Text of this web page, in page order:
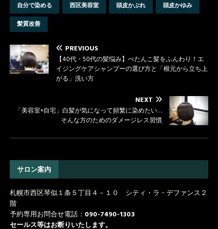
自分で染める
西区美容室 頭皮かぶれ
頭皮かゆみ
髪質改善
PREVIOUS
【40代・50代の髪悩み】ぺたんこ髪をふんわり！エ
イジングケアシャンプーの選び方と「根元から立ち上
がる」洗い方
NEXT
「美容室×自宅」白髪が気になって頻繁に染めたい…
そんな方のためのダメージレス習慣
サロン案内
札幌市西区琴似１条５丁目４－１０ シティ・ラ・デファンス２
階
予約専用お問合せ電話： 090-7490-1303
セールス等はお断りいたします。